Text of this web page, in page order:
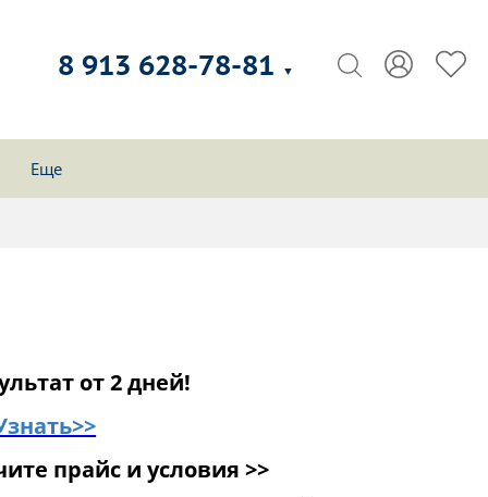
8 913 628-78-81 ▼
Еще
от 2 дней!
прайс и условия >>